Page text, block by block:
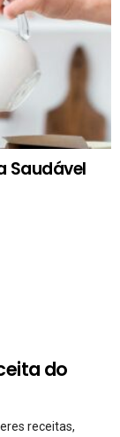
Saudável
do
receitas,